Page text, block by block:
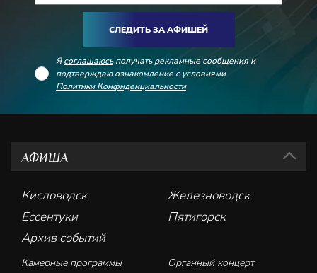
СЛЕДИТЬ ЗА АФИШЕЙ
Ясоглашаюсьполучать рекламные сообщения и
подтверждаю ознакомление с условиями
Политики Конфиденциальности
АФИША
Кисловодск
Железноводск
Ессентуки
Пятигорск
Архив событий
Камерные программы
Органный концерт